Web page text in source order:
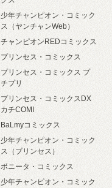
少年チャンピオン・コミック
ス（ヤンチャンWeb）
チャンピオンREDコミックス
プリンセス・コミックス
プリンセス・コミックス プ
チプリ
プリンセス・コミックスDX
カチCOMI
BaLmyコミックス
少年チャンピオン・コミック
ス（プリンセス）
ボニータ・コミックス
少年チャンピオン・コミック